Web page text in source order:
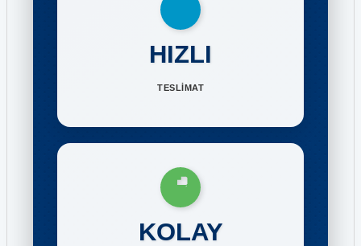
HIZLI
TESLİMAT
KOLAY